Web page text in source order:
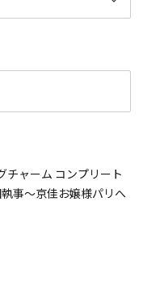
チャーム コンプリート
事～京佳お嬢様パリへ